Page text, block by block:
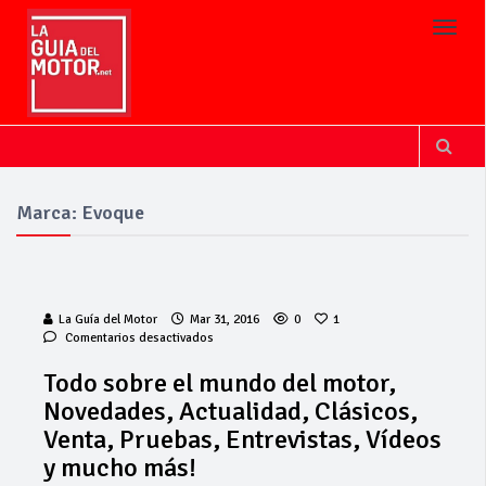
Marca: Evoque
La Guía del Motor Mar 31, 2016 0
1
Comentarios desactivados
el
mundo
del
motor,
Todo sobre el mundo del motor,
Novedades, Actualidad, Clásicos,
Venta, Pruebas, Entrevistas, Vídeos
y mucho más!